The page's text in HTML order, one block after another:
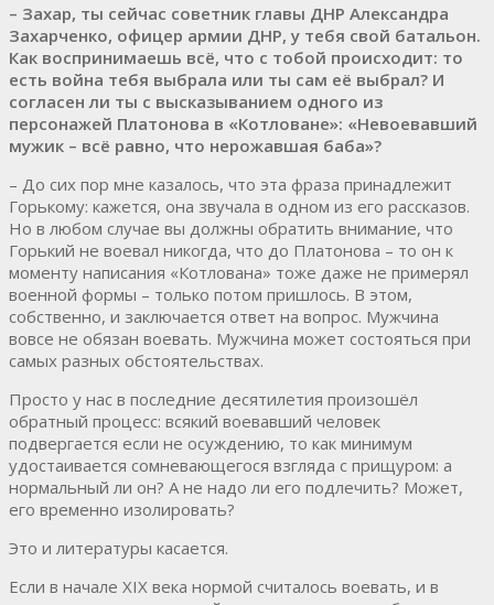
– Захар, ты сейчас советник главы ДНР Александра
Захарченко, офицер армии ДНР, у тебя свой батальон.
Как воспринимаешь всё, что с тобой происходит: то
есть война тебя выбрала или ты сам её выбрал? И
согласен ли ты с высказыванием одного из
персонажей Платонова в «Котловане»: «Невоевавший
мужик – всё равно, что нерожавшая баба»?
– До сих пор мне казалось, что эта фраза принадлежит
Горькому: кажется, она звучала в одном из его рассказов.
Но в любом случае вы должны обратить внимание, что
Горький не воевал никогда, что до Платонова – то он к
моменту написания «Котлована» тоже даже не примерял
военной формы – только потом пришлось. В этом,
собственно, и заключается ответ на вопрос. Мужчина
вовсе не обязан воевать. Мужчина может состояться при
самых разных обстоятельствах.
Просто у нас в последние десятилетия произошёл
обратный процесс: всякий воевавший человек
подвергается если не осуждению, то как минимум
удостаивается сомневающегося взгляда с прищуром: а
нормальный ли он? А не надо ли его подлечить? Может,
его временно изолировать?
Это и литературы касается.
Если в начале XIX века нормой считалось воевать, и в